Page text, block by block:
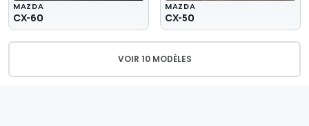
MAZDA
CX-60
MAZDA
CX-50
VOIR 10 MODÈLES